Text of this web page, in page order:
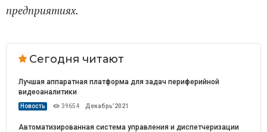
предприятиях.
Сегодня читают
Лучшая аппаратная платформа для задач периферийной
видеоаналитики
Новость 39654 Декабрь’2021
Автоматизированная система управления и диспетчеризации